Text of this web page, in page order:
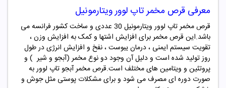
معرفی قرص مخمر تاپ لوور ویتارمونیل
قرص مخمر تاپ لوور ویتارمونیل 30 عددی و ساخت کشور فرانسه می
باشد.این قرص مخمر برای افزایش اشتها و کمک به افزایش وزن ،
تقویت سیستم ایمنی ، درمان یبوست ، نفخ و افزایش انرژی در طول
روز تولید شده است و دلیل آن وجود دو نوع مخمر (آبجو و شیر ) و
پروتئین و ویتامین های مختلف است.قرص مخمر آبجو تاپ لوور به
صورت دوره ای مصرف می شود و برای مشکلات پوستی مثل جوش و